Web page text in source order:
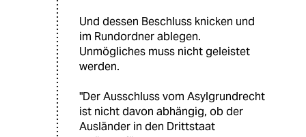
Und dessen Beschluss knicken und
im Rundordner ablegen.
Unmögliches muss nicht geleistet
werden.
"Der Ausschluss vom Asylgrundrecht
ist nicht davon abhängig, ob der
Ausländer in den Drittstaat